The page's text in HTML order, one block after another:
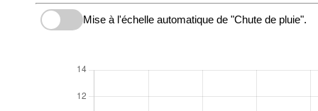
Mise à l'échelle automatique de "Chute de pluie".